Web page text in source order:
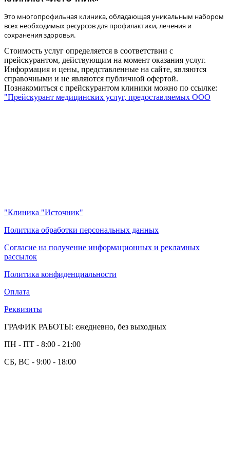
Это многопрофильная клиника, обладающая уникальным набором
всех необходимых ресурсов для профилактики, лечения и
сохранения здоровья.
Стоимость услуг определяется в соответствии с
прейскурантом, действующим на момент оказания услуг.
Информация и цены, представленные на сайте, являются
справочными и не являются публичной офертой.
Познакомиться с прейскурантом клиники можно по ссылке:
"Прейскурант медицинских услуг, предоставляемых ООО
"Клиника "Источник"
Политика обработки персональных данных
Согласие на получение информационных и рекламных
рассылок
Политика конфиденциальности
Оплата
Реквизиты
ГРАФИК РАБОТЫ: ежедневно, без выходных
ПН - ПТ - 8:00 - 21:00
СБ, ВС - 9:00 - 18:00